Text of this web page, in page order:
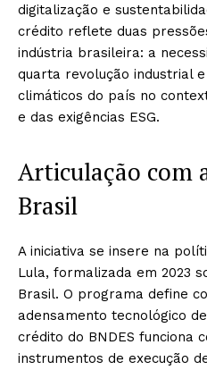
digitalização e
crédito reflete duas
indústria brasileira: a
quarta revolução industrial
climáticos do país no
e das exigências ESG.
Articulação com
Brasil
A iniciativa se insere na
Lula, formalizada em 2023
Brasil. O programa define
adensamento tecnológico
crédito do BNDES funciona
instrumentos de execução